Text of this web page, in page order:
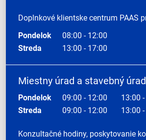
Doplnkové klientske centrum PAAS
Pondelok
08:00 - 12:00
Streda
13:00 - 17:00
Miestny úrad a stavebný úrad
Pondelok 09:00 - 12:00
13:00
Streda
09:00 - 12:00 13:00
Konzultačné hodiny, poskytovanie